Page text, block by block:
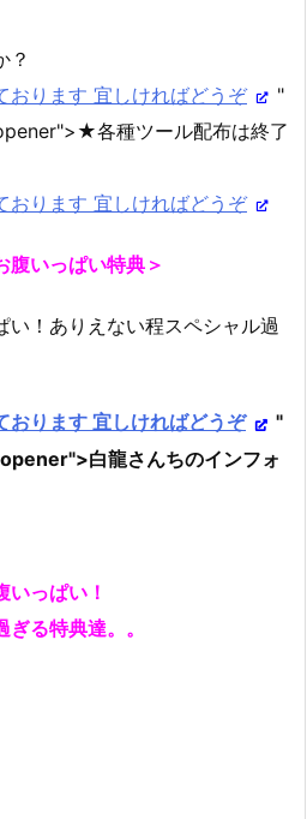
？
おります 宜しければどうぞ
"
各種ツール配布は終了
おります 宜しければどうぞ
腹いっぱい特典＞
い！ありえない程スペシャル過
おります 宜しければどうぞ
"
白龍さんちのインフォ
いっぱい！
る特典達。。